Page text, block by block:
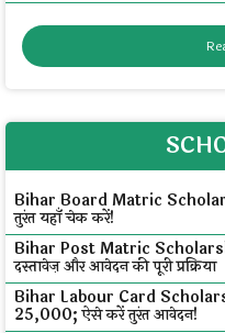
Bihar Board Matric
तुरंत यहाँ चेक करें!
Bihar Post Matric
दस्तावेज़ और आवेदन की पूरी प्रक्रिया
Bihar Labour Card
₹25,000; ऐसे करें तुरंत आवेदन!